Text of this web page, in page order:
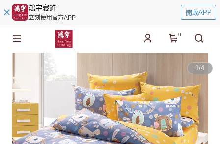
鴻宇寢飾
立刻使用官方APP
開啟APP
0
1/4